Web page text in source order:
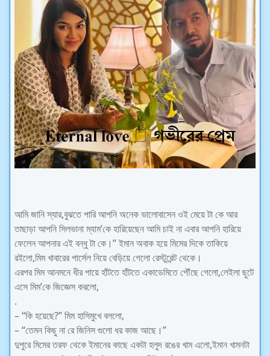
আমি জানি স্যার,বুঝতে পারি আপনি অনেক ভালোবাসেন ওই মেয়ে টা কে আর
তাছাড়া আপনি সিলভানা ম্যাম’কে হারিয়েছেন আমি চাই না এবার আপনি হারিয়ে
ফেলেন আপনার এই বন্ধু টা কে।” ইমান অবাক হয়ে মিমের দিকে তাকিয়ে
রইলো,মিম খাবারের পার্সেল নিয়ে বেড়িয়ে গেলো রেস্টুরেন্ট থেকে।
এরপর মিম আনমনে ধীর পায়ে হাঁটতে হাঁটতে একাডেমিতে পৌঁছে গেলো,লেইলা ছুটে
এসে মিম’কে জিজ্ঞেস করলো,
.
– “কি হয়েছে?” মিম হাসিমুখে বললো,
– “তেমন কিছু না রে জিনিস গুলো ধর কাজ আছে।”
দুপুরে মিমের তরফ থেকে ইমানের কাছে একটা হলুদ রঙের খাম এলো,ইমান খামনটা